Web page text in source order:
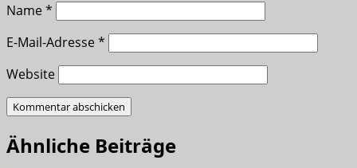
Name*
E-Mail-Adresse*
Website
Ähnliche Beiträge